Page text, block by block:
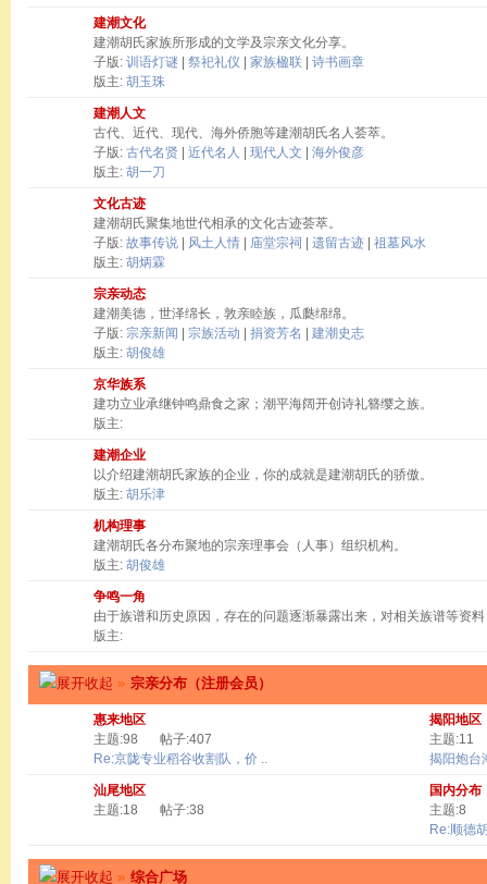
建潮文化
建潮胡氏家族所形成的文学及宗亲文化分享。
子版: 训语灯谜 祭祀礼仪 家族楹联
诗书画章
版主: 胡玉珠
建潮人文
古代、近代、现代、海外侨胞等建潮胡氏名人荟萃。
子版: 古代名贤 近代名人 现代人文
海外俊彦
版主: 胡一刀
文化古迹
建潮胡氏聚集地世代相承的文化古迹荟萃。
子版: 故事传说 风土人情 庙堂宗祠 遗留古迹
祖墓风水
版主: 胡炳霖
宗亲动态
建潮美德，世泽绵长，敦亲睦族，瓜瓞绵绵。
子版: 宗亲新闻 宗族活动 捐资芳名
建潮史志
版主: 胡俊雄
京华族系
建功立业承继钟鸣鼎食之家；潮平海阔开创诗礼簪缨之族。
版主:
建潮企业
以介绍建潮胡氏家族的企业，你的成就是建潮胡氏的骄傲。
版主: 胡乐津
机构理事
建潮胡氏各分布聚地的宗亲理事会（人事）组织机构。
版主: 胡俊雄
争鸣一角
由于族谱和历史原因，存在的问题逐渐暴露出来，对相关族谱等资
版主:
» 宗亲分布（注册会员）
惠来地区
主题:98
帖子:407
Re:京陇专业稻谷收割队，价 ..
揭阳地区
主题:11
揭阳炮台
汕尾地区
主题:18
帖子:38
国内分布
主题:8
Re:顺德
» 综合广场